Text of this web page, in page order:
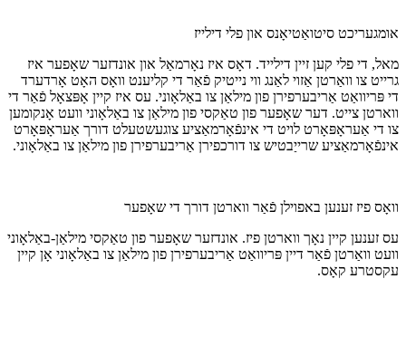
אומגעריכט סיטואַטיאָנס און פלי דילייז
מאל, די פלי קען זיין דילייד. דאָס איז נאָרמאַל און אונדזער שאָפער איז
גרייט צו וואַרטן אַזוי לאַנג ווי נייטיק פֿאַר די קליענט וואָס האָט אָרדערד
די פּריוואַט אַריבערפירן פון מילאַן צו באַלאָוני. עס איז קיין אָפּצאָל פֿאַר די
ווארטן צייט. דער שאָפער פון טאַקסי פון מילאַן צו באַלאָוני וועט אָנקומען
צו די אַעראָפּאָרט לויט די אינפֿאָרמאַציע צוגעשטעלט דורך אַעראָפּאָרט
אינפֿאָרמאַציע שרייַבטיש צו דורכפירן אַריבערפירן פון מילאַן צו באַלאָוני.
וואָס פיז זענען באפוילן פֿאַר ווארטן דורך די שאָפער
עס זענען קיין נאָך ווארטן פיז. אונדזער שאָפער פון טאַקסי מילאַן-באַלאָוני
וועט וואַרטן פֿאַר דיין פּריוואַט אַריבערפירן פון מילאַן צו באַלאָוני אָן קיין
עקסטרע קאָס.